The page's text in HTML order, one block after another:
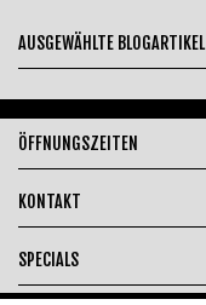
AUSGEWÄHLTE BLOGARTIKEL
ÖFFNUNGSZEITEN
KONTAKT
SPECIALS